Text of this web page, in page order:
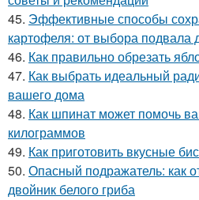
45. Эффективные способы
картофеля: от выбора подвала
46. Как правильно обрезать
47. Как выбрать идеальный
вашего дома
48. Как шпинат может помочь
килограммов
49. Как приготовить вкусные
50. Опасный подражатель: как
двойник белого гриба